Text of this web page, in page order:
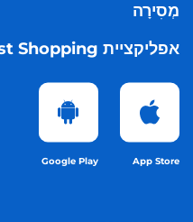
מְסִירָה
אפליקציית myMeest Shopping
App Store
Google Play